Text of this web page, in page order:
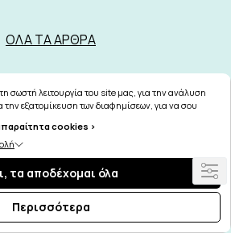
ΌΛΑ ΤΑ ΆΡΘΡΑ
σωστή λειτουργία του site μας, για την ανάλυση
την εξατομίκευση των διαφημίσεων, για να σου
πολιτική μας για τα cookies
cookies >
τα αποδέχομαι όλα
Περισσότερα